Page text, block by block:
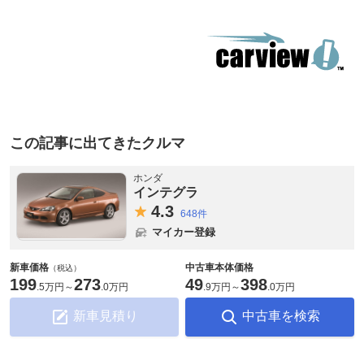
この記事に出てきたクルマ
ホンダ
インテグラ
4.3 648件
マイカー登録
新車価格 （税込）
199 5万円 ～273 0万円
新車見積り
中古車本体価格
49 9万円 ～398 0万円
中古車を検索